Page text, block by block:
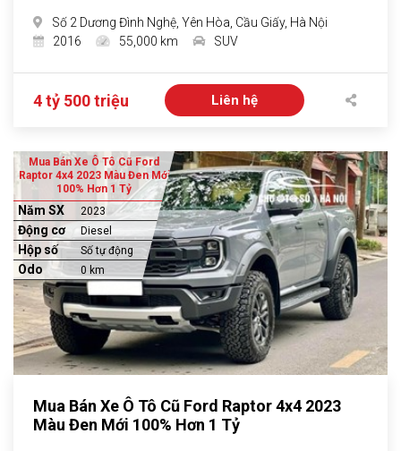
Số 2 Dương Đình Nghệ, Yên Hòa, Cầu Giấy, Hà Nội
2016
55,000 km SUV
4 tỷ 500 triệu Liên hệ
Mua Bán Xe Ô Tô Cũ Ford
Raptor 4x4 2023 Màu Đen Mới
100% Hơn 1 Tỷ
Năm SX 2023
Động cơ Diesel
Hộp số Số tự động
Odo 0 km
Mua Bán Xe Ô Tô Cũ Ford Raptor 4x4 2023
Màu Đen Mới 100% Hơn 1 Tỷ